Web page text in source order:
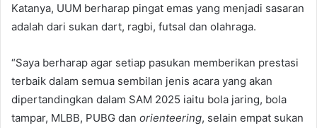
Katanya, UUM berharap pingat emas yang menjadi sasaran
adalah dari sukan dart, ragbi, futsal dan olahraga.
“Saya berharap agar setiap pasukan memberikan prestasi
terbaik dalam semua sembilan jenis acara yang akan
dipertandingkan dalam SAM 2025 iaitu bola jaring, bola
tampar, MLBB, PUBG dan orienteering, selain empat sukan